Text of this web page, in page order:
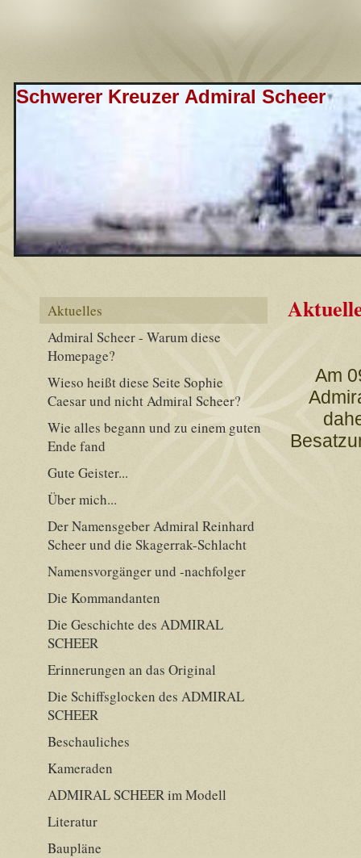
Schwerer Kreuzer Admiral Scheer
Am
Aktuelles
Admiral Scheer - Warum diese
Homepage?
Wieso heißt diese Seite Sophie
Caesar und nicht Admiral Scheer?
Wie alles begann und zu einem guten
Ende fand
Gute Geister...
Über mich...
Der Namensgeber Admiral Reinhard
Scheer und die Skagerrak-Schlacht
Namensvorgänger und -nachfolger
Die Kommandanten
Die Geschichte des ADMIRAL
SCHEER
Erinnerungen an das Original
Die Schiffsglocken des ADMIRAL
SCHEER
Beschauliches
Kameraden
ADMIRAL SCHEER im Modell
Literatur
Baupläne